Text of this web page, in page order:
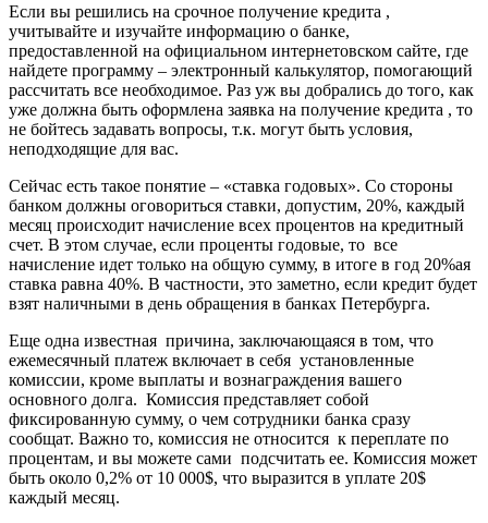
Если вы решились на срочное получение кредита ,
учитывайте и изучайте информацию о банке,
предоставленной на официальном интернетовском сайте, где
найдете программу – электронный калькулятор, помогающий
рассчитать все необходимое. Раз уж вы добрались до того, как
уже должна быть оформлена заявка на получение кредита , то
не бойтесь задавать вопросы, т.к. могут быть условия,
неподходящие для вас.
Сейчас есть такое понятие – «ставка годовых». Со стороны
банком должны оговориться ставки, допустим, 20%, каждый
месяц происходит начисление всех процентов на кредитный
счет. В этом случае, если проценты годовые, то все
начисление идет только на общую сумму, в итоге в год 20%ая
ставка равна 40%. В частности, это заметно, если кредит будет
взят наличными в день обращения в банках Петербурга.
Еще одна известная причина, заключающаяся в том, что
ежемесячный платеж включает в себя установленные
комиссии, кроме выплаты и вознаграждения вашего
основного долга. Комиссия представляет собой
фиксированную сумму, о чем сотрудники банка сразу
сообщат. Важно то, комиссия не относится к переплате по
процентам, и вы можете сами подсчитать ее. Комиссия может
быть около 0,2% от 10 000$, что выразится в уплате 20$
каждый месяц.